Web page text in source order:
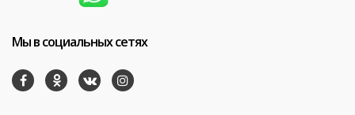
Мы в социальных сетях